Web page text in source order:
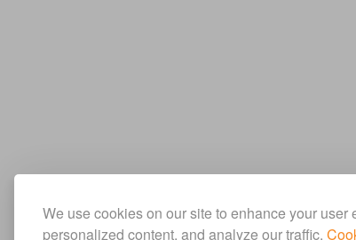
We use cookies on our site to enhance your user
personalized content, and analyze our traffic.